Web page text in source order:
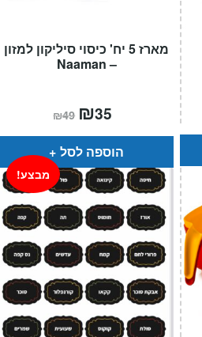
מארז 5 יח' כיסוי סיליקון למזון
– Naaman
₪49 המחיר
המקורי
היה:
₪49.
₪35
הוא:
הוספה לסל
מבצע!